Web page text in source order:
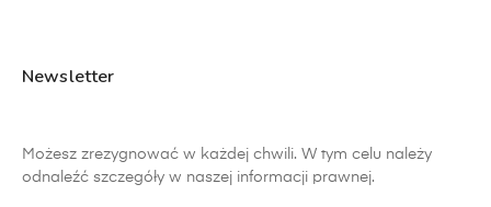
Newsletter
Możesz zrezygnować w każdej chwili. W tym celu należy
odnaleźć szczegóły w naszej informacji prawnej.